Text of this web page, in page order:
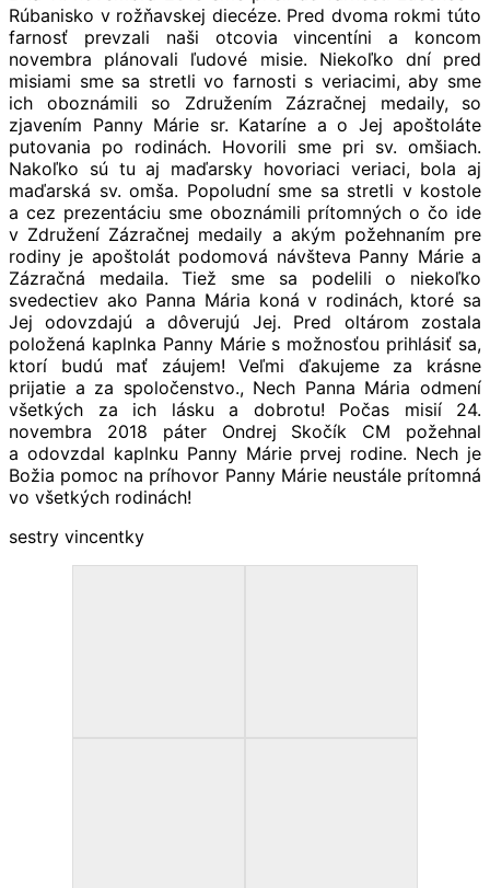
Rúbanisko v rožňavskej diecéze. Pred dvoma rokmi túto
farnosť prevzali naši otcovia vincentíni a koncom
novembra plánovali ľudové misie. Niekoľko dní pred
misiami sme sa stretli vo farnosti s veriacimi, aby sme
ich oboznámili so Združením Zázračnej medaily, so
zjavením Panny Márie sr. Kataríne a o Jej apoštoláte
putovania po rodinách. Hovorili sme pri sv. omšiach.
Nakoľko sú tu aj maďarsky hovoriaci veriaci, bola aj
maďarská sv. omša. Popoludní sme sa stretli v kostole
a cez prezentáciu sme oboznámili prítomných o čo ide
v Združení Zázračnej medaily a akým požehnaním pre
rodiny je apoštolát podomová návšteva Panny Márie a
Zázračná medaila. Tiež sme sa podelili o niekoľko
svedectiev ako Panna Mária koná v rodinách, ktoré sa
Jej odovzdajú a dôverujú Jej. Pred oltárom zostala
položená kaplnka Panny Márie s možnosťou prihlásiť sa,
ktorí budú mať záujem! Veľmi ďakujeme za krásne
prijatie a za spoločenstvo., Nech Panna Mária odmení
všetkých za ich lásku a dobrotu! Počas misií 24.
novembra 2018 páter Ondrej Skočík CM požehnal
a odovzdal kaplnku Panny Márie prvej rodine. Nech je
Božia pomoc na príhovor Panny Márie neustále prítomná
vo všetkých rodinách!
sestry vincentky